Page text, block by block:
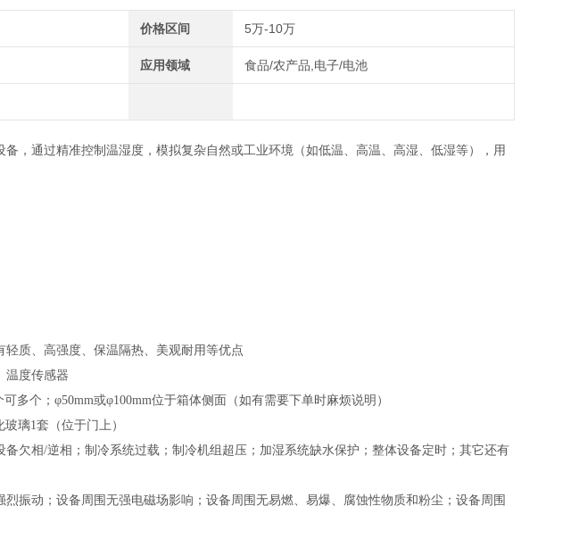
价格区间 5万-10万
应用领域 食品/农产品,电子/电池
备，通过精准控制温湿度，模拟复杂自然或工业环境（如低温、高温、高湿、低湿等），用
质、高强度、保温隔热、美观耐用等优点
温度传感器
多个；φ50mm或φ100mm位于箱体侧面（如有需要下单时麻烦说明）
璃1套（位于门上）
欠相/逆相；制冷系统过载；制冷机组超压；加湿系统缺水保护；整体设备定时；其它还有
振动；设备周围无强电磁场影响；设备周围无易燃、易爆、腐蚀性物质和粉尘；设备周围